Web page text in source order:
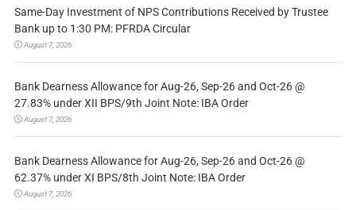
Same-Day Investment of NPS Contributions Received by Trustee
Bank up to 1:30 PM: PFRDA Circular
August 7, 2026
Bank Dearness Allowance for Aug-26, Sep-26 and Oct-26 @
27.83% under XII BPS/9th Joint Note: IBA Order
August 7, 2026
Bank Dearness Allowance for Aug-26, Sep-26 and Oct-26 @
62.37% under XI BPS/8th Joint Note: IBA Order
August 7, 2026